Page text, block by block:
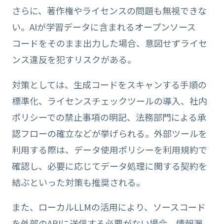
さらに、著作権やライセンスの問題も無視できな
い。AIが学習データに含まれるオープンソース
コードをそのまま出力した場合、意図せずライセ
ンス違反を犯すリスクがある。
対策としては、生成コードをスキャンする手順の
標準化、ライセンスチェックツールの導入、社内
ポリシーでの禁止事項の明記、法務部門による承
認フローの確立などが挙げられる。外部ツールを
利用する際は、データ使用ポリシーを利用規約で
確認し、必要に応じてデータ処理に関する契約を
結ぶといった対策も推奨される。
また、ローカルLLMの活用により、ソースコード